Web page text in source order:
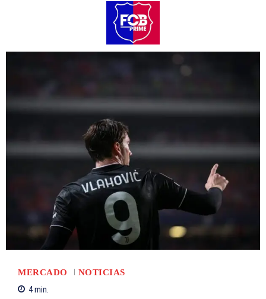
MERCADO
NOTICIAS
4min.